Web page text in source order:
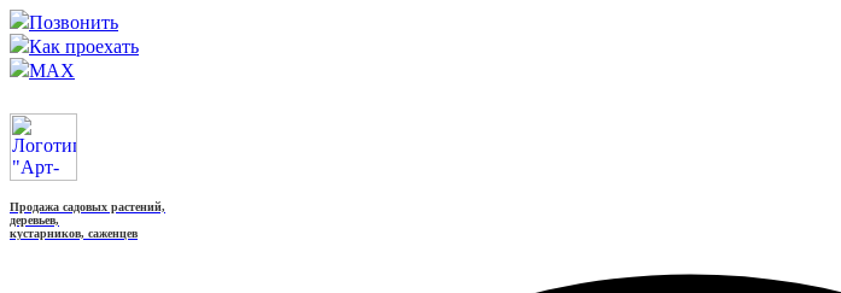
Позвонить
Как проехать
MAX
Продажа садовых растений,
деревьев,
кустарников, саженцев